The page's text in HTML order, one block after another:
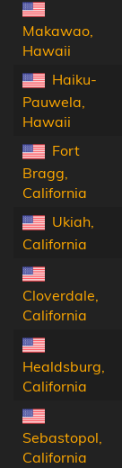
Makawao,
Hawaii
Haiku-
Pauwela,
Hawaii
Fort
Bragg,
California
Ukiah,
California
Cloverdale,
California
Healdsburg,
California
Sebastopol,
California